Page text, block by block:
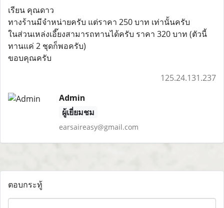
เรียน คุณดาว
ทางร้านมีจำหน่ายครับ แต่ราคา 250 บาท เท่านั้นครับ
ในส่วนเหล่งเอี๊ยงสามารถทานได้ครับ ราคา 320 บาท (ตัวนี้
ทานแค่ 2 ชุดก็พอครับ)
ขอบคุณครับ
125.24.131.237
Admin
ผู้เยี่ยมชม
earsaireasy@gmail.com
ตอบกระทู้